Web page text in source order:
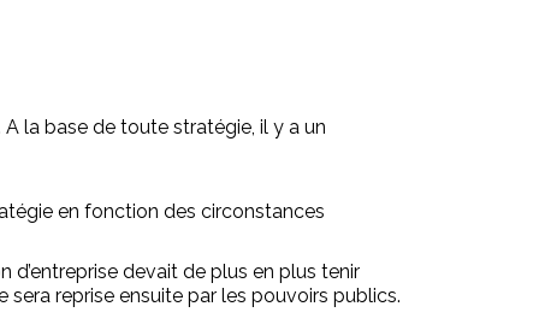
la base de toute stratégie, il y a un
en fonction des circonstances
devait de plus en plus tenir
reprise ensuite par les pouvoirs publics.